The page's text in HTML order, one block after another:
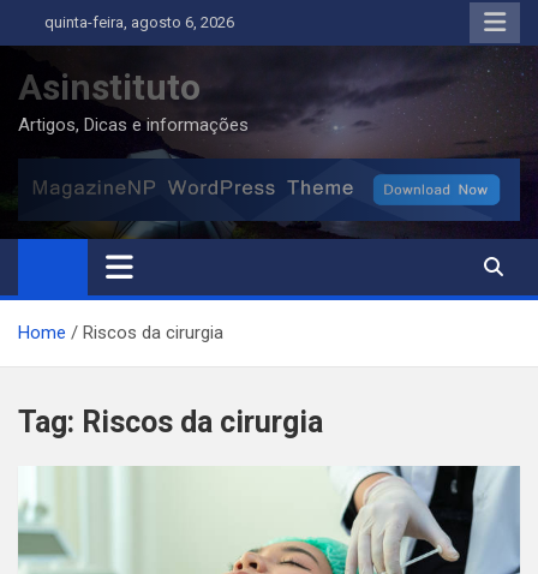
to
content
quinta-feira, agosto 6, 2026
Asinstituto
Artigos, Dicas e informações
Home Riscos da cirurgia
Tag: Riscos da cirurgia